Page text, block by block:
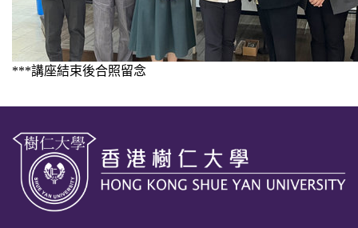
***講座結束後合照留念